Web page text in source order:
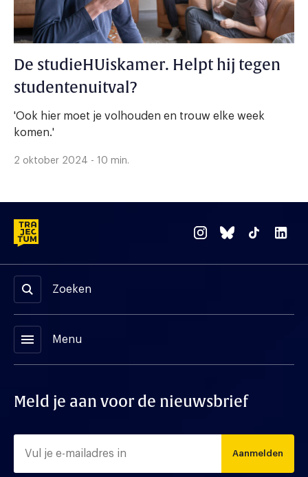
De studieHUiskamer. Helpt hij tegen
studentenuitval?
'Ook hier moet je volhouden en trouw elke week
komen.'
2 oktober 2024 - 10 min.
Zoeken
menu Menu
Meld je aan voor de nieuwsbrief
Aanmelden